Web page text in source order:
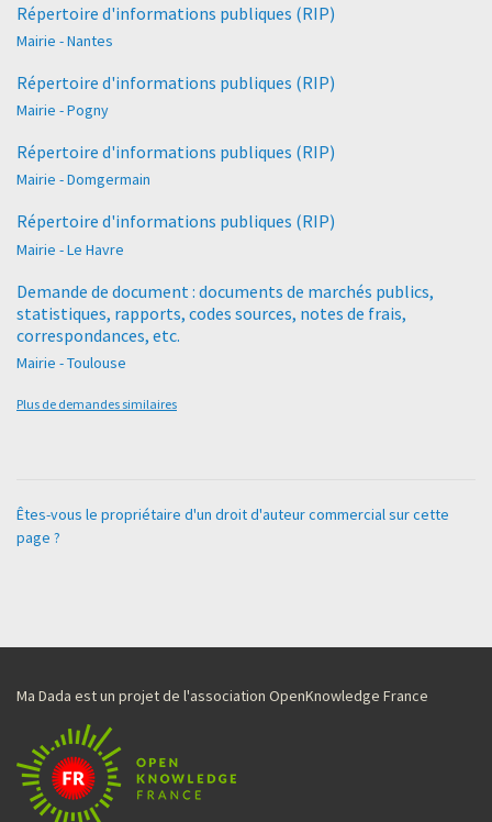
Répertoire d'informations publiques (RIP)
Mairie - Nantes
Répertoire d'informations publiques (RIP)
Mairie - Pogny
Répertoire d'informations publiques (RIP)
Mairie - Domgermain
Répertoire d'informations publiques (RIP)
Mairie - Le Havre
Demande de document : documents de marchés publics,
statistiques, rapports, codes sources, notes de frais,
correspondances, etc.
Mairie - Toulouse
Plus de demandes similaires
Êtes-vous le propriétaire d'un droit d'auteur commercial sur cette
page ?
Ma Dada est un projet de l'association OpenKnowledge France